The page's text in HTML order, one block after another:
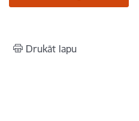
Drukāt lapu